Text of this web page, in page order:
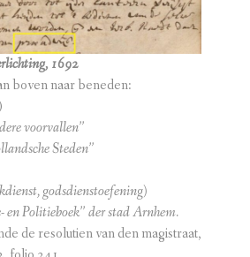
1692
boven naar beneden:
voorvallen”
Steden”
godsdienstoefening)
en Politieboek” der stad Arnhem.
de resolutien van den magistraat,